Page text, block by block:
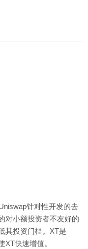
针对性开发的去
对小额投资者不友好的
其投资门槛。XT是
XT快速增值。